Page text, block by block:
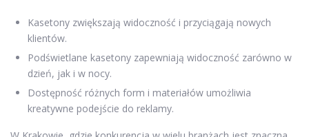
Kasetony zwiększają widoczność i przyciągają nowych
klientów.
Podświetlane kasetony zapewniają widoczność zarówno w
dzień, jak i w nocy.
Dostępność różnych form i materiałów umożliwia
kreatywne podejście do reklamy.